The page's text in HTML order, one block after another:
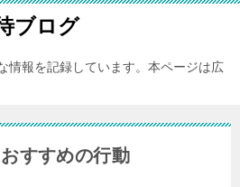
ブログ
情報を記録しています。本ページは広
すすめの行動